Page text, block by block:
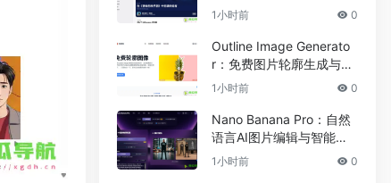
1小时前 0
Outline Image Generato
r：免费图片轮廓生成与在
线图像编辑工具
1小时前 0
Nano Banana Pro：自然
语言AI图片编辑与智能图
像处理工具
1小时前 0